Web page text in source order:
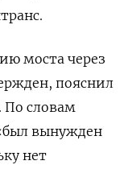
моста через
пояснил
По словам
вынужден
нет